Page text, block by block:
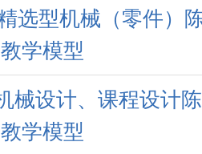
选型机械（零件）
学模型
械设计、课程设计
学模型